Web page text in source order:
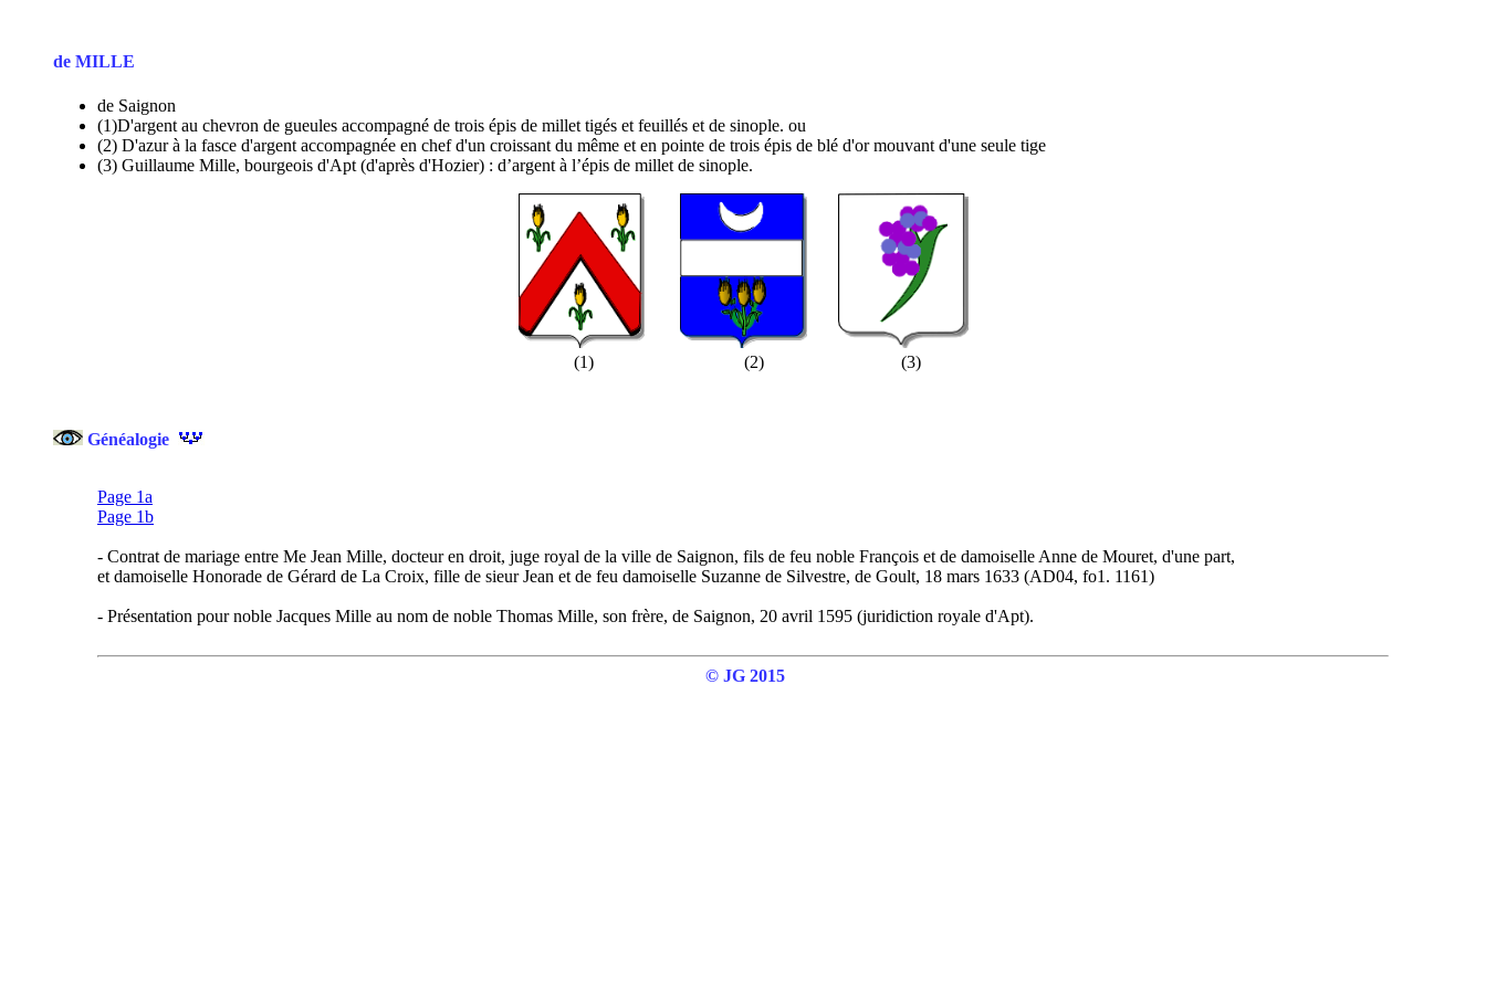
de MILLE
de Saignon
(1)D'argent au chevron de gueules accompagné de trois épis de millet tigés et feuillés et de sinople. ou
(2) D'azur à la fasce d'argent accompagnée en chef d'un croissant du même et en pointe de trois épis de blé d'or mouvant d'une seule tige
(3) Guillaume Mille, bourgeois d'Apt (d'après d'Hozier) : d’argent à l’épis de millet de sinople.
(1) (2) (3)
Généalogie
Page 1a
Page 1b
- Contrat de mariage entre Me Jean Mille, docteur en droit, juge royal de la ville de Saignon, fils de feu noble François et de damoiselle Anne de Mouret, d'une part,
et damoiselle Honorade de Gérard de La Croix, fille de sieur Jean et de feu damoiselle Suzanne de Silvestre, de Goult, 18 mars 1633 (AD04, fo1. 1161)
- Présentation pour noble Jacques Mille au nom de noble Thomas Mille, son frère, de Saignon, 20 avril 1595 (juridiction royale d'Apt).
© JG 2015